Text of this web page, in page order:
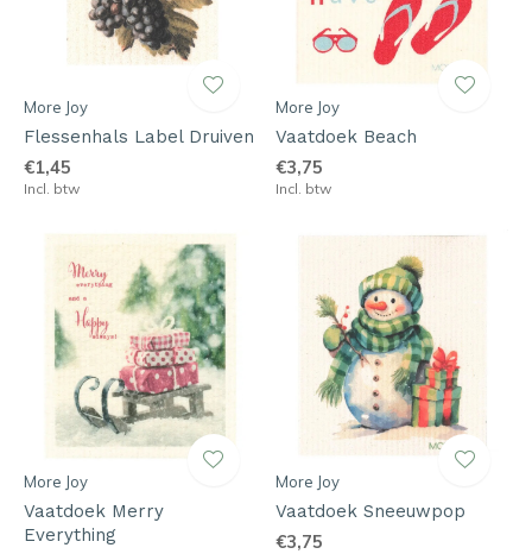
More Joy
Flessenhals Label Druiven
€1,45
Incl. btw
More Joy
Vaatdoek Beach
€3,75
Incl. btw
More Joy
Vaatdoek Merry
Everything
More Joy
Vaatdoek Sneeuwpop
€3,75